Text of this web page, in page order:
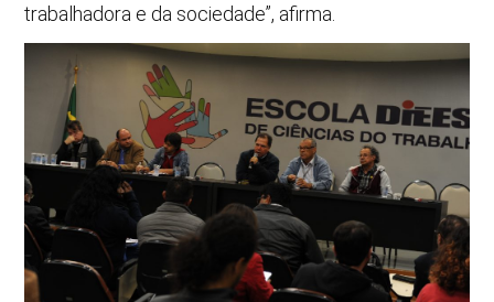
trabalhadora e da sociedade”, afirma.